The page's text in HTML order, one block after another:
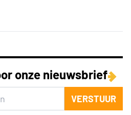
onze nieuwsbrief
VERSTUUR